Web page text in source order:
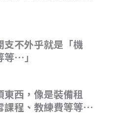
不外乎就是「機
等…」
西，像是裝備租
課程、教練費等等…